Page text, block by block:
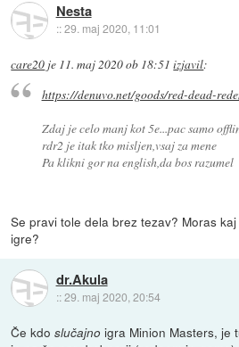
Nesta
::29. maj 2020, 11:01
care20 je 11. maj 2020 ob 18:51 izjavil:
https://denuvo.net/goods/red-dead-
Zdaj je celo manj kot 5e...pac samo
rdr2 je itak tko misljen,vsaj za mene
Pa klikni gor na english,da bos razumel
Se pravi tole dela brez tezav? Moras
igre?
dr.Akula
::29. maj 2020, 20:54
Če kdoslučajno igra Minion Masters, je